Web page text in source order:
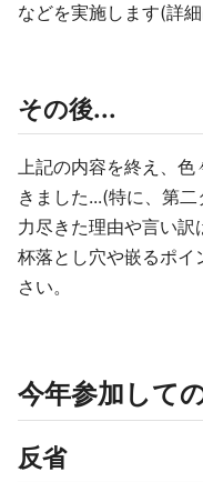
などを実施します(詳
その後...
上記の内容を終え、色
きました...(特に、第二
力尽きた理由や言い
杯落とし穴や嵌るポイ
さい。
今年参加して
反省